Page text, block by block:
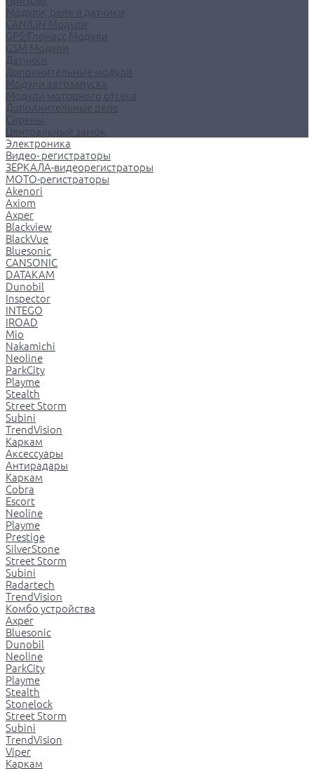
Модули, реле и датчики
CAN/LIN Модули
GPS/Глонасс Модули
GSM Модули
Датчики
Дополнительные модули
Модули автозапуска
Модули моторного отсека
Дополнительные реле
Сирены
Центральный замок
Электроника
Видео- регистраторы
ЗЕРКАЛА-видеорегистраторы
МОТО-регистраторы
Akenori
Axiom
Axper
Blackview
BlackVue
Bluesonic
CANSONIC
DATAKAM
Dunobil
Inspector
INTEGO
IROAD
Mio
Nakamichi
Neoline
ParkCity
Playme
Stealth
Street Storm
Subini
TrendVision
Каркам
Аксессуары
Антирадары
Каркам
Cobra
Escort
Neoline
Playme
Prestige
SilverStone
Street Storm
Subini
Radartech
TrendVision
Комбо устройства
Axper
Bluesonic
Dunobil
Neoline
ParkCity
Playme
Stealth
Stonelock
Street Storm
Subini
TrendVision
Viper
Каркам